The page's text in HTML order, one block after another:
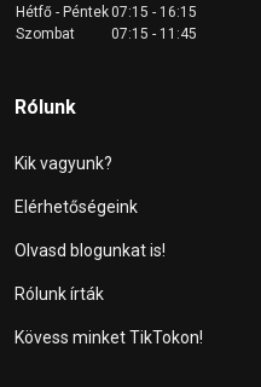
Hétfő - Péntek07:15 - 16:15
Szombat
07:15 - 11:45
Rólunk
Kik vagyunk?
Elérhetőségeink
Olvasd blogunkat is!
Rólunk írták
Kövess minket TikTokon!